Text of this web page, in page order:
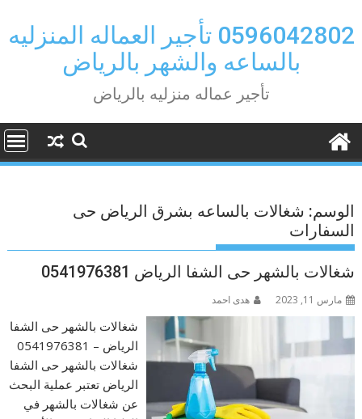
to
content
0596042802 تأجير العماله المنزليه
بالساعه والشهر بالرياض
تأجير عماله منزليه بالرياض
الوسم: شغالات بالساعه بشرق الرياض حى
السفارات
شغالات بالشهر حى الشفا الرياض 0541976381
مارس 11, 2023 هدى احمد
شغالات بالشهر حى الشفا
الرياض – 0541976381
شغالات بالشهر حى الشفا
الرياض تعتبر عملية البحث
عن شغالات بالشهر في